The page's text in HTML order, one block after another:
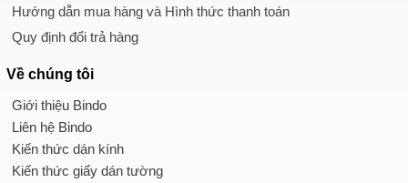
Hướng dẫn mua hàng và Hình thức thanh toán
Quy định đổi trả hàng
Về chúng tôi
Giới thiệu Bindo
Liên hệ Bindo
Kiến thức dán kính
Kiến thức giấy dán tường